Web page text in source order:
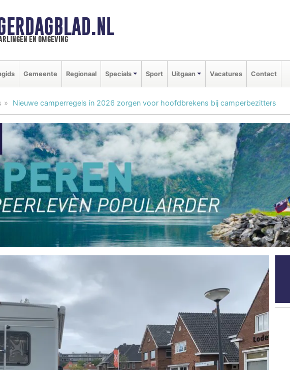
en omgeving
Gemeente Regionaal Specials Sport Uitgaan Vacatures Contact
Nieuwe camperregels in 2026 zorgen voor hoofdbrekens bij camperbezitters